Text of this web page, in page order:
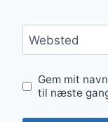
Websted
Gem mit
til næste